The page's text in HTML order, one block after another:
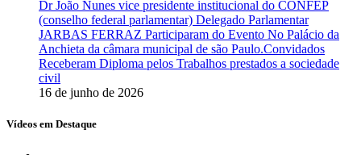
Dr João Nunes vice presidente institucional do CONFEP
(conselho federal parlamentar) Delegado Parlamentar
JARBAS FERRAZ Participaram do Evento No Palácio da
Anchieta da câmara municipal de são Paulo.Convidados
Receberam Diploma pelos Trabalhos prestados a sociedade
civil
16 de junho de 2026
Vídeos em Destaque